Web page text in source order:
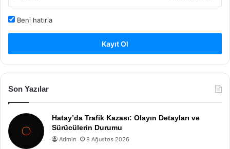
Beni hatırla
Kayıt Ol
Son Yazılar
Hatay’da Trafik Kazası: Olayın Detayları ve
Sürücülerin Durumu
Admin 8 Ağustos 2026